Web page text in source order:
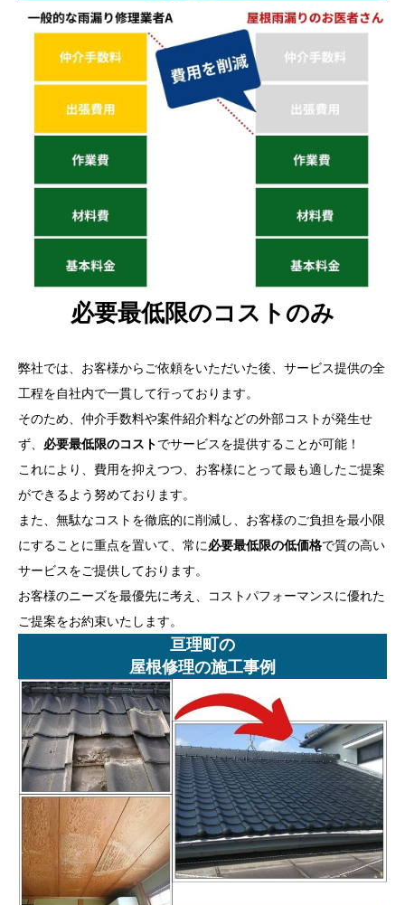
必要最低限のコストのみ
弊社では、お客様からご依頼をいただいた後、サービス提供の全
工程を自社内で一貫して行っております。
そのため、仲介手数料や案件紹介料などの外部コストが発生せ
ず、 必要最低限のコストでサービスを提供することが可能！
これにより、費用を抑えつつ、お客様にとって最も適したご提案
ができるよう努めております。
また、無駄なコストを徹底的に削減し、お客様のご負担を最小限
にすることに重点を置いて、常に必要最低限の低価格で質の高い
サービスをご提供しております。
お客様のニーズを最優先に考え、コストパフォーマンスに優れた
ご提案をお約束いたします。
亘理町の
屋根修理の施工事例